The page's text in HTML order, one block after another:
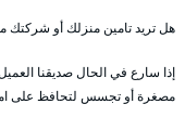
هل تريد تامين منزلك أو شركتك
إذا سارع في الحال صديقنا
مصغرة أو تجسس لتحافظ على